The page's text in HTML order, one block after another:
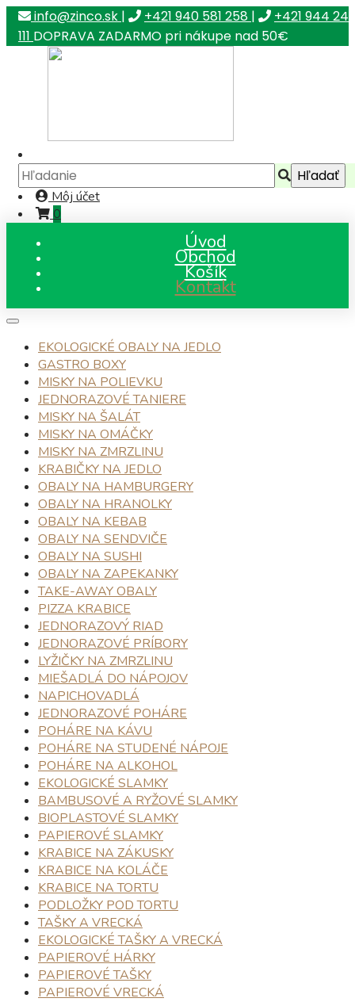
info@zinco.sk | +421 940 581 258 |
+421 944
111 DOPRAVA ZADARMO pri nákupe nad 50€
Môj účet
0
Úvod
Obchod
Košík
Kontakt
EKOLOGICKÉ OBALY NA JEDLO
GASTRO BOXY
MISKY NA POLIEVKU
JEDNORAZOVÉ TANIERE
MISKY NA ŠALÁT
MISKY NA OMÁČKY
MISKY NA ZMRZLINU
KRABIČKY NA JEDLO
OBALY NA HAMBURGERY
OBALY NA HRANOLKY
OBALY NA KEBAB
OBALY NA SENDVIČE
OBALY NA SUSHI
OBALY NA ZAPEKANKY
TAKE-AWAY OBALY
PIZZA KRABICE
JEDNORAZOVÝ RIAD
JEDNORAZOVÉ PRÍBORY
LYŽIČKY NA ZMRZLINU
MIEŠADLÁ DO NÁPOJOV
NAPICHOVADLÁ
JEDNORAZOVÉ POHÁRE
POHÁRE NA KÁVU
POHÁRE NA STUDENÉ NÁPOJE
POHÁRE NA ALKOHOL
EKOLOGICKÉ SLAMKY
BAMBUSOVÉ A RYŽOVÉ SLAMKY
BIOPLASTOVÉ SLAMKY
PAPIEROVÉ SLAMKY
KRABICE NA ZÁKUSKY
KRABICE NA KOLÁČE
KRABICE NA TORTU
PODLOŽKY POD TORTU
TAŠKY A VRECKÁ
EKOLOGICKÉ TAŠKY A VRECKÁ
PAPIEROVÉ HÁRKY
PAPIEROVÉ TAŠKY
PAPIEROVÉ VRECKÁ